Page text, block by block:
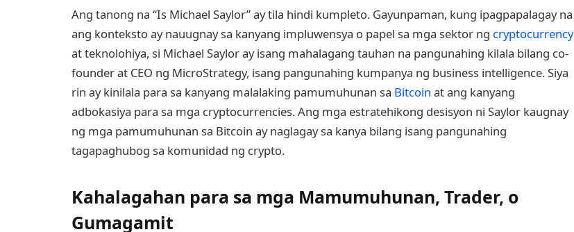
Ang tanong na “Is Michael Saylor” ay tila hindi kumpleto. Gayunpaman, kung ipagpapalagay na
ang konteksto ay nauugnay sa kanyang impluwensya o papel sa mga sektor ng cryptocurrency
at teknolohiya, si Michael Saylor ay isang mahalagang tauhan na pangunahing kilala bilang co-
founder at CEO ng MicroStrategy, isang pangunahing kumpanya ng business intelligence. Siya
rin ay kinilala para sa kanyang malalaking pamumuhunan sa Bitcoin at ang kanyang
adbokasiya para sa mga cryptocurrencies. Ang mga estratehikong desisyon ni Saylor kaugnay
ng mga pamumuhunan sa Bitcoin ay naglagay sa kanya bilang isang pangunahing
tagapaghubog sa komunidad ng crypto.
Kahalagahan para sa mga Mamumuhunan, Trader, o
Gumagamit